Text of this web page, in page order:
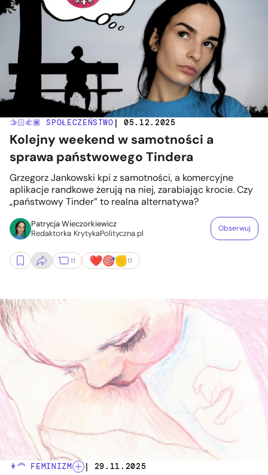
🫱🏻‍🫲🏾 SPOŁECZEŃSTWO | 05.12.2025
Kolejny weekend w samotności a
sprawa państwowego Tindera
Grzegorz Jankowski kpi z samotności, a komercyjne
aplikacje randkowe żerują na niej, zarabiając krocie. Czy
„państwowy Tinder” to realna alternatywa?
Patrycja Wieczorkiewicz
Redaktorka KrytykaPolityczna.pl
Obserwuj
11 11
👩‍🦰 FEMINIZM | 29.11.2025